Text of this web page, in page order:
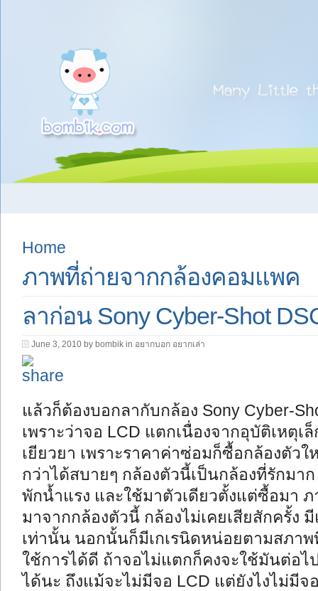
Home
ภาพที่ถ่ายจากกล้องคอมแพค
ลาก่อน Sony Cyber-Shot
June 3, 2010 by bombik in อยากบอก อยากเล่า
แล้วก็ต้องบอกลากับกล้อง Sony Cyber-
เพราะว่าจอ LCD แตกเนื่องจากอุบัติเหตุเ
เยียวยา เพราะราคาค่าซ่อมก็ซื้อกล้องตัว
กว่าได้สบายๆ กล้องตัวนี้เป็นกล้องที่รักมา
พักน้ำแรง และใช้มาตัวเดียวตั้งแต่ซื้อมา
มาจากกล้องตัวนี้ กล้องไม่เคยเสียสักครั้ง
เท่านั้น นอกนั้นก็มีเกเรนิดหน่อยตามสภา
ใช้การได้ดี ถ้าจอไม่แตกก็คงจะใช้มันต่อไ
ได้นะ ถึงแม้จะไม่มีจอ LCD แต่ยังไงไม่มีจ